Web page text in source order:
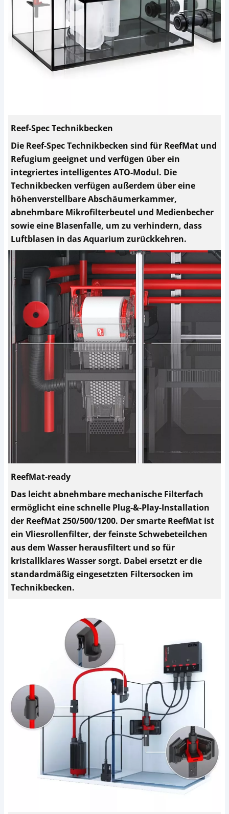
Reef-Spec Technikbecken
Die Reef-Spec Technikbecken sind für ReefMat und
Refugium geeignet und verfügen über ein
integriertes intelligentes ATO-Modul. Die
Technikbecken verfügen außerdem über eine
höhenverstellbare Abschäumerkammer,
abnehmbare Mikrofilterbeutel und Medienbecher
sowie eine Blasenfalle, um zu verhindern, dass
Luftblasen in das Aquarium zurückkehren.
ReefMat-ready
Das leicht abnehmbare mechanische Filterfach
ermöglicht eine schnelle Plug-&-Play-Installation
der ReefMat 250/500/1200. Der smarte ReefMat ist
ein Vliesrollenfilter, der feinste Schwebeteilchen
aus dem Wasser herausfiltert und so für
kristallklares Wasser sorgt. Dabei ersetzt er die
standardmäßig eingesetzten Filtersocken im
Technikbecken.